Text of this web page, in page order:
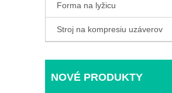
Forma na lyžicu
Stroj na kompresiu uzáverov
NOVÉ PRODUKTY